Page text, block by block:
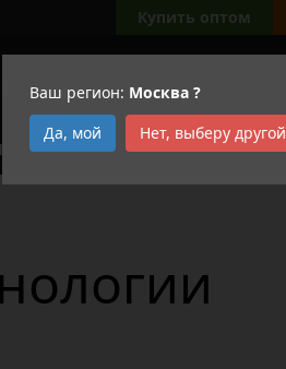
Ваш регион: Москва ?
Да, мой
Нет, выберу другой
Купить оптом
АКЦИИ